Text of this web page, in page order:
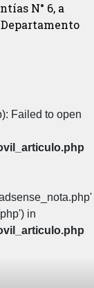
N° 6, a
Failed to open
in